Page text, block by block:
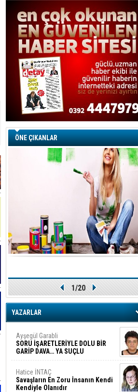
ÖNE ÇIKANLAR
1/20
YAZARLAR
Ayşegül Garabli
SORU İŞARETLERİYLE DOLU BİR
GARİP DAVA… YA SUÇLU
DEĞİLSE???
Hatice İNTAÇ
Savaşların En Zoru İnsanın Kendi
Kendiyle Olanıdır